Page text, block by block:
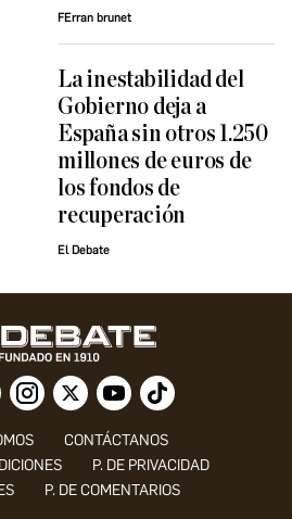
FErran brunet
La inestabilidad del
Gobierno deja a
España sin otros 1.250
millones de euros de
los fondos de
recuperación
El Debate
CONTÁCTANOS
P. DE PRIVACIDAD
P. DE COMENTARIOS